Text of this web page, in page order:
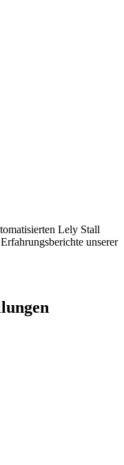
Lely Stall
unserer